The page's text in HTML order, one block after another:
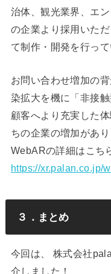
治体、観光業界、エ
の企業より採用いた
て制作・開発を行って
お問い合わせ増加の
染拡大を機に「非接
顧客へより充実した
ちの企業の増加があり
WebARの詳細はこち
https://xr.palan.co.jp/
３．まとめ
今回は、 株式会社
介しました！